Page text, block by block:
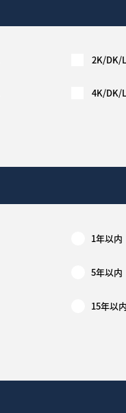
2K/DK/
4K/DK/
1年以内
5年以内
15年以内